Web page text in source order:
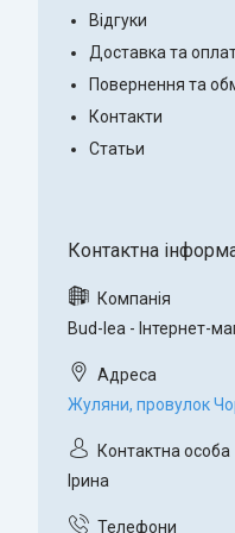
Відгуки
Доставка та
Повернення та
Контакти
Статьи
Bud-lea - Інтернет-
Жуляни, провулок
Ірина